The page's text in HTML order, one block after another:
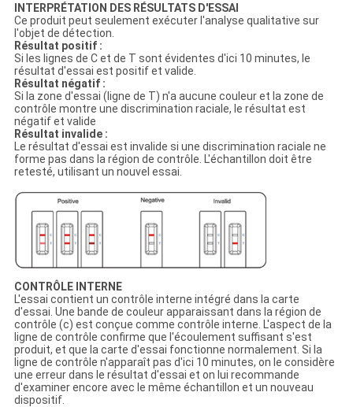
INTERPRÉTATION DES RÉSULTATS D'ESSAI
Ce produit peut seulement exécuter l'analyse qualitative sur
l'objet de détection.
Résultat positif :
Si les lignes de C et de T sont évidentes d'ici 10 minutes, le
résultat d'essai est positif et valide.
Résultat négatif :
Si la zone d'essai (ligne de T) n'a aucune couleur et la zone de
contrôle montre une discrimination raciale, le résultat est
négatif et valide
Résultat invalide :
Le résultat d'essai est invalide si une discrimination raciale ne
forme pas dans la région de contrôle. L'échantillon doit être
retesté, utilisant un nouvel essai.
CONTRÔLE INTERNE
L'essai contient un contrôle interne intégré dans la carte
d'essai. Une bande de couleur apparaissant dans la région de
contrôle (c) est conçue comme contrôle interne. L'aspect de la
ligne de contrôle confirme que l'écoulement suffisant s'est
produit, et que la carte d'essai fonctionne normalement. Si la
ligne de contrôle n'apparaît pas d'ici 10 minutes, on le considère
une erreur dans le résultat d'essai et on lui recommande
d'examiner encore avec le même échantillon et un nouveau
dispositif.